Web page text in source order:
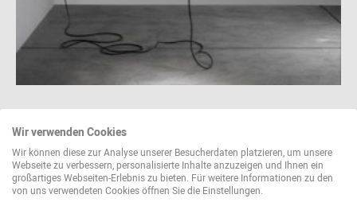
Wir verwenden Cookies
Wir können diese zur Analyse unserer Besucherdaten platzieren, um unsere
Webseite zu verbessern, personalisierte Inhalte anzuzeigen und Ihnen ein
großartiges Webseiten-Erlebnis zu bieten. Für weitere Informationen zu den
von uns verwendeten Cookies öffnen Sie die Einstellungen.